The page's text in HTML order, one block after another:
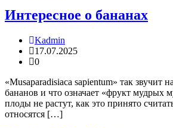
Интересное о бананах
Kadmin
17.07.2025
0
«Musaparadisiaca sapientum» так звучит
бананов и что означает «фрукт мудрых
плоды не растут, как это принято
относятся […]